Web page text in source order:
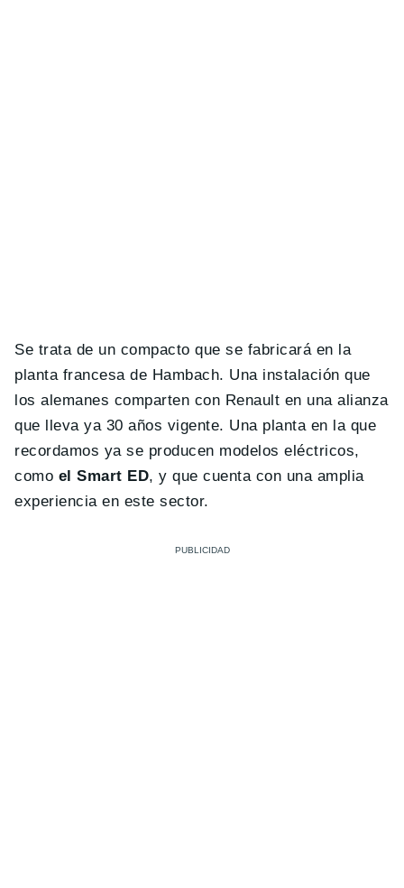
Se trata de un compacto que se fabricará en la
planta francesa de Hambach. Una instalación que
los alemanes comparten con Renault en una alianza
que lleva ya 30 años vigente. Una planta en la que
recordamos ya se producen modelos eléctricos,
como el Smart ED, y que cuenta con una amplia
experiencia en este sector.